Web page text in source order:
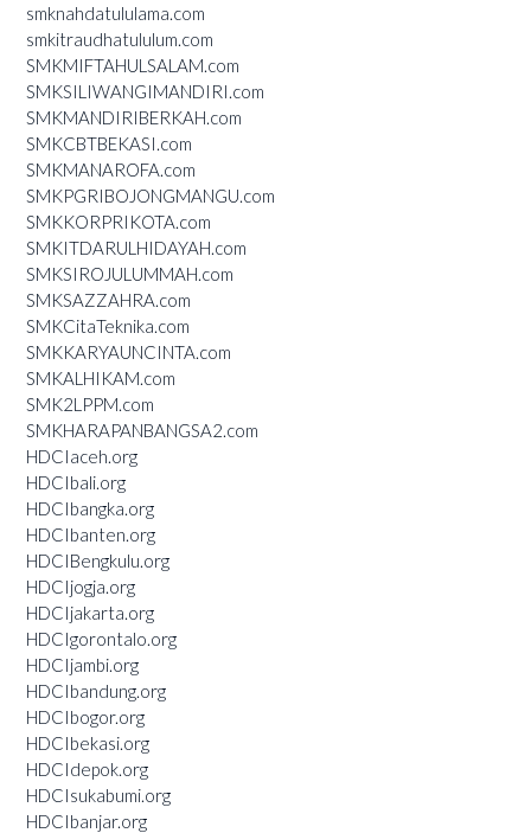
smknahdatululama.com
smkitraudhatululum.com
SMKMIFTAHULSALAM.com
SMKSILIWANGIMANDIRI.com
SMKMANDIRIBERKAH.com
SMKCBTBEKASI.com
SMKMANAROFA.com
SMKPGRIBOJONGMANGU.com
SMKKORPRIKOTA.com
SMKITDARULHIDAYAH.com
SMKSIROJULUMMAH.com
SMKSAZZAHRA.com
SMKCitaTeknika.com
SMKKARYAUNCINTA.com
SMKALHIKAM.com
SMK2LPPM.com
SMKHARAPANBANGSA2.com
HDCIaceh.org
HDCIbali.org
HDCIbangka.org
HDCIbanten.org
HDCIBengkulu.org
HDCIjogja.org
HDCIjakarta.org
HDCIgorontalo.org
HDCIjambi.org
HDCIbandung.org
HDCIbogor.org
HDCIbekasi.org
HDCIdepok.org
HDCIsukabumi.org
HDCIbanjar.org